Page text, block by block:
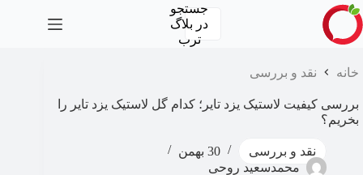
پرش
به
محتوا
جستجو
در بلاگ
ترب
خانه نقد و بررسی
بررسی کیفیت لاستیک یزد تایر؛ کدام گل لاستیک یزد تایر را
بخریم؟
نقد و بررسی
30 بهمن
محمدسعید روحی